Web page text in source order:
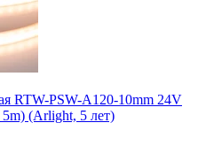
RTW-PSW-A120-10mm 24V
(Arlight, 5 лет)